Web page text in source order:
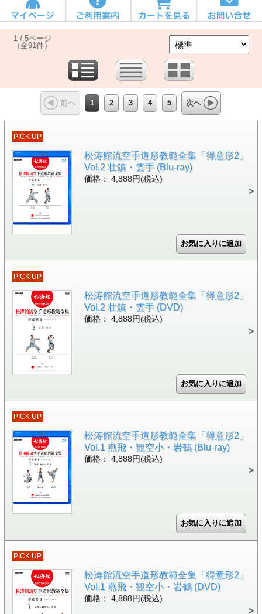
1 / 5ページ
（全91件）
前へ 1 2 3 4 5 次へ
PICK UP
松涛館流空手道形教範全集「得意形2」
Vol.2 壮鎮・雲手 (Blu-ray)
価格： 4,888円(税込)
PICK UP
松涛館流空手道形教範全集「得意形2」
Vol.2 壮鎮・雲手 (DVD)
価格： 4,888円(税込)
PICK UP
松涛館流空手道形教範全集「得意形2」
Vol.1 燕飛・観空小・岩鶴 (Blu-ray)
価格： 4,888円(税込)
PICK UP
松涛館流空手道形教範全集「得意形2」
Vol.1 燕飛・観空小・岩鶴 (DVD)
価格： 4,888円(税込)